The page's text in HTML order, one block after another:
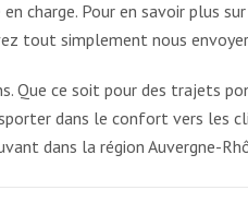
charge. Pour en savoir plus
tout simplement nous
Que ce soit pour des trajets
dans le confort vers les
dans la région Auvergne-